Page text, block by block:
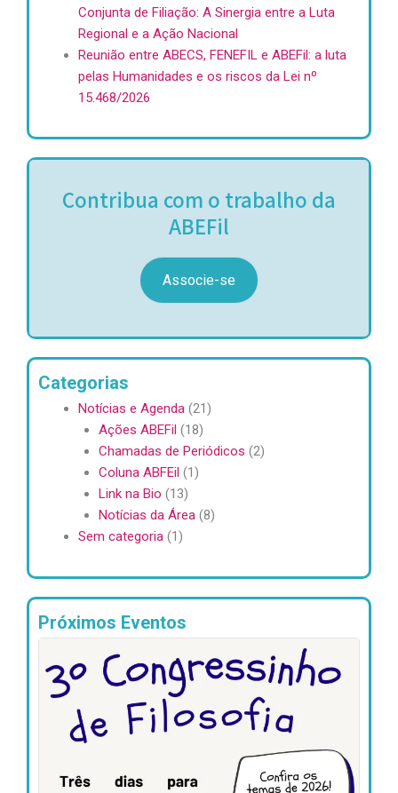
Conjunta de Filiação: A Sinergia entre a Luta
Regional e a Ação Nacional
Reunião entre ABECS, FENEFIL e ABEFil: a luta
pelas Humanidades e os riscos da Lei nº
15.468/2026
Contribua com o trabalho da
ABEFil
Associe-se
Categorias
Notícias e Agenda (21)
Ações ABEFil (18)
Chamadas de Periódicos (2)
Coluna ABFEil (1)
Link na Bio (13)
Notícias da Área(8)
Sem categoria (1)
Próximos Eventos